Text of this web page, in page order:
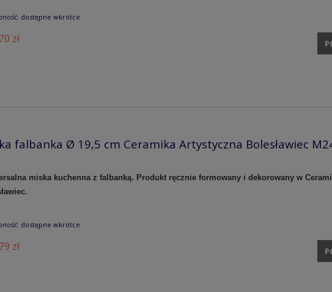
dostępne wkrótce
zł
falbanka Ø 19,5 cm Ceramika Artystyczna Bolesławiec
miska kuchenna z falbanką. Produkt ręcznie formowany i dekorowany w
dostępne wkrótce
zł